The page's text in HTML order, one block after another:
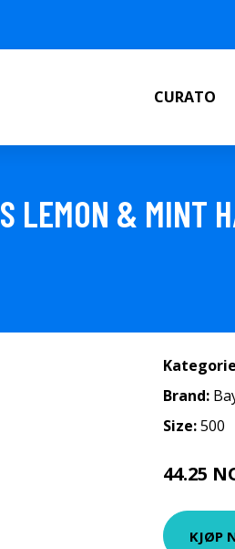
CURATO
LEMON & MINT
Brand:
Size:500
44.25
KJØP